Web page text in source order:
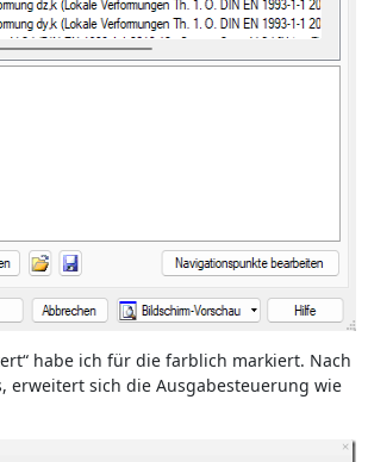
habe ich für die farblich markiert. Nach
erweitert sich die Ausgabesteuerung wie